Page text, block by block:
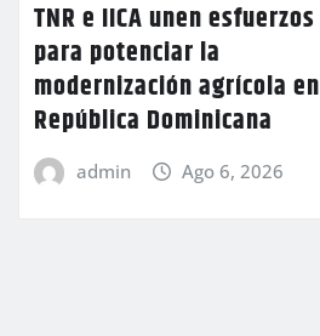
TNR e IICA unen esfuerzos
para potenciar la
modernización agrícola en
República Dominicana
admin Ago 6, 2026